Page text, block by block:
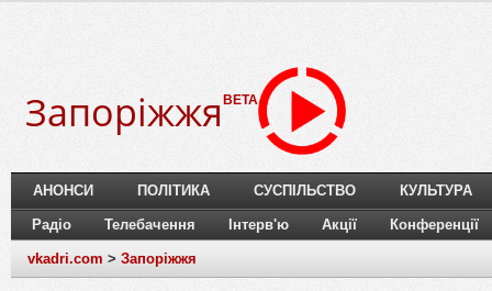
Запоріжжя BETA
АНОНСИ ПОЛІТИКА СУСПІЛЬСТВО КУЛЬТУРА
Радіо Телебачення Інтерв'ю Акції Конференції
vkadri.com > Запоріжжя